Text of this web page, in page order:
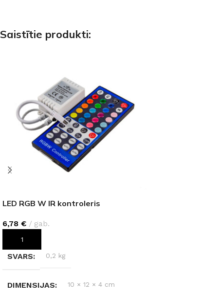
Saistītie produkti:
LED RGB W IR kontroleris
6,78 € gab.
PIEVIENOT GROZAM
SVARS 0,2 kg
DIMENSIJAS 10 × 12 × 4 cm